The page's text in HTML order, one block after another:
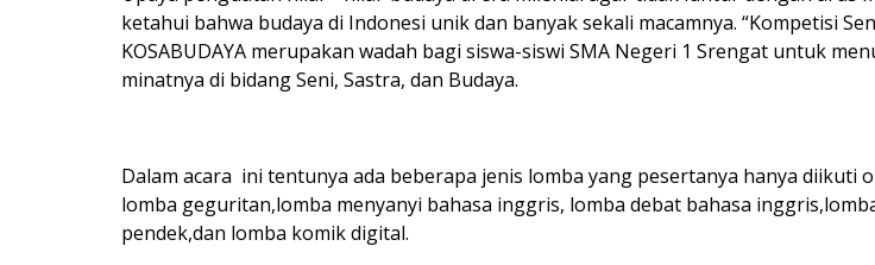
ketahui bahwa budaya di Indonesi unik dan banyak sekali macamnya. “Kompetisi
KOSABUDAYA merupakan wadah bagi siswa-siswi SMA Negeri 1 Srengat untuk
minatnya di bidang Seni, Sastra, dan Budaya.
Dalam acara ini tentunya ada beberapa jenis lomba yang pesertanya hanya diikuti
lomba geguritan,lomba menyanyi bahasa inggris, lomba debat bahasa
pendek,dan lomba komik digital.